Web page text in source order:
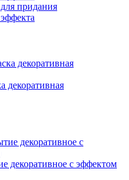
придания
декоративная
декоративное с эффектом